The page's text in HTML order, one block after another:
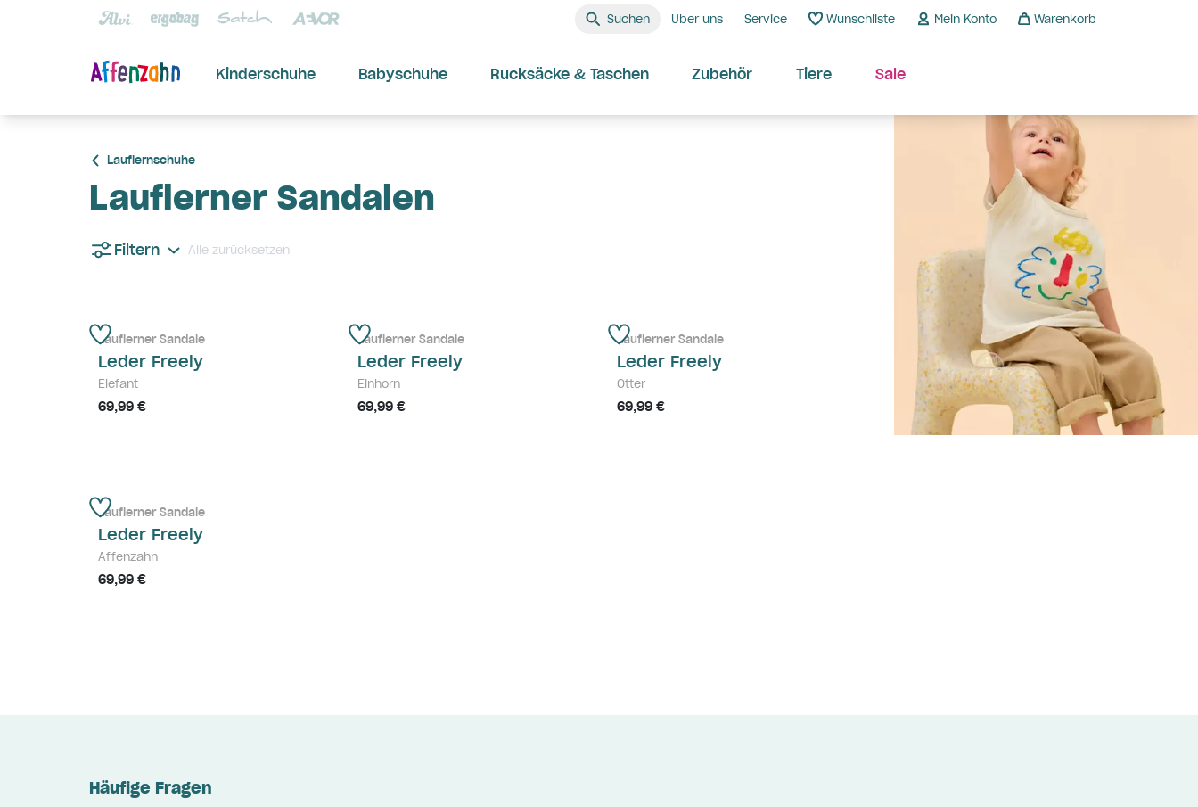
Suchen Über uns Service Wunschliste Mein Konto Warenkorb
Kinderschuhe Babyschuhe Rucksäcke & Taschen Zubehör Tiere Sale
Lauflernschuhe
Lauflerner Sandalen
Filtern Alle zurücksetzen
Lauflerner Sandale
Leder Freely
Elefant
69,99 €
Lauflerner Sandale
Leder Freely
Einhorn
69,99 €
Lauflerner Sandale
Leder Freely
Otter
69,99 €
Lauflerner Sandale
Leder Freely
Affenzahn
69,99 €
Häufige Fragen